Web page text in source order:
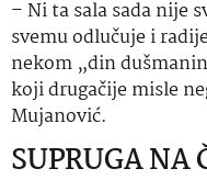
– Ni ta sala sada nije
svemu odlučuje i
nekom „din
koji drugačije misle
Mujanović.
SUPRUGA NA